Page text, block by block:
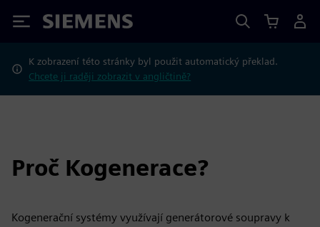
Siemens
K zobrazení této stránky byl použit automatický překlad.
Chcete ji raději zobrazit v angličtině?
Proč Kogenerace?
Kogenerační systémy využívají generátorové soupravy k